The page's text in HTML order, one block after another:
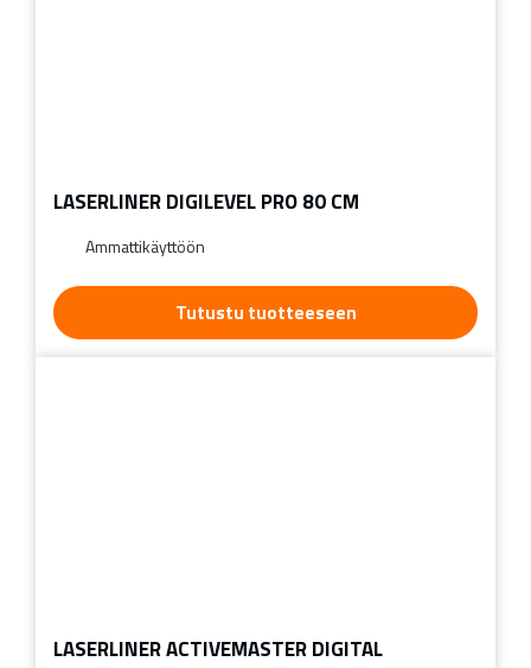
LASERLINER DIGILEVEL PRO 80 CM
Ammattikäyttöön
Tutustu tuotteeseen
LASERLINER ACTIVEMASTER DIGITAL